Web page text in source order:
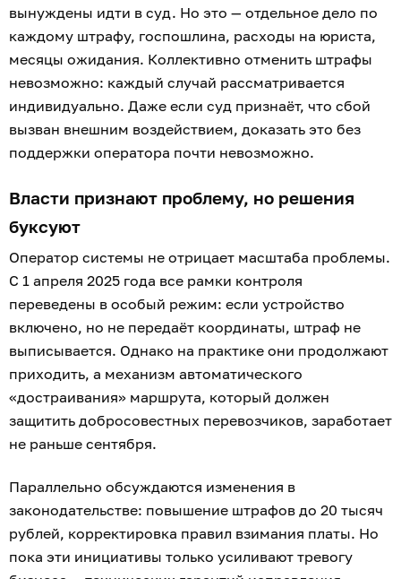
вынуждены идти в суд. Но это — отдельное дело по
каждому штрафу, госпошлина, расходы на юриста,
месяцы ожидания. Коллективно отменить штрафы
невозможно: каждый случай рассматривается
индивидуально. Даже если суд признаёт, что сбой
вызван внешним воздействием, доказать это без
поддержки оператора почти невозможно.
Власти признают проблему, но решения
буксуют
Оператор системы не отрицает масштаба проблемы.
С 1 апреля 2025 года все рамки контроля
переведены в особый режим: если устройство
включено, но не передаёт координаты, штраф не
выписывается. Однако на практике они продолжают
приходить, а механизм автоматического
«достраивания» маршрута, который должен
защитить добросовестных перевозчиков, заработает
не раньше сентября.
Параллельно обсуждаются изменения в
законодательстве: повышение штрафов до 20 тысяч
рублей, корректировка правил взимания платы. Но
пока эти инициативы только усиливают тревогу